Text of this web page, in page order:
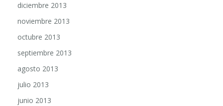
diciembre 2013
noviembre 2013
octubre 2013
septiembre 2013
agosto 2013
julio 2013
junio 2013